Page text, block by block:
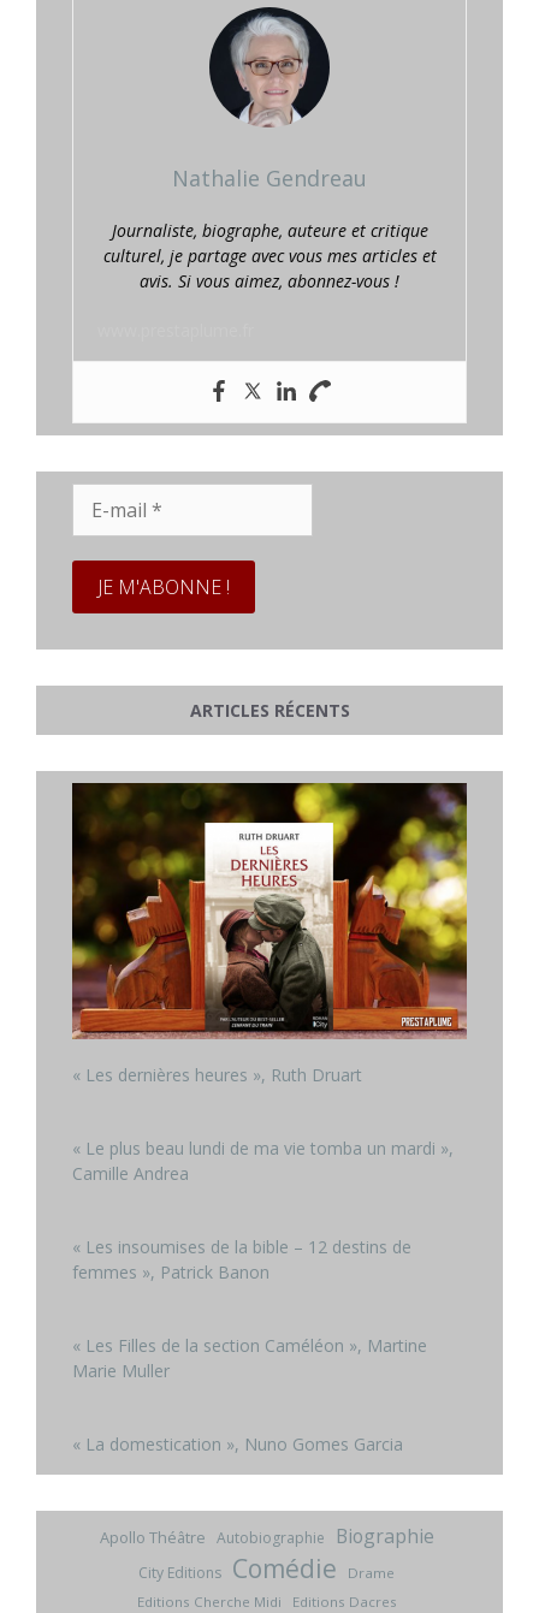
Nathalie Gendreau
Journaliste, biographe, auteure et critique
culturel, je partage avec vous mes articles et
avis. Si vous aimez, abonnez-vous !
mail
ARTICLES RÉCENTS
« Les dernières heures », Ruth Druart
« Le plus beau lundi de ma vie tomba un mardi »,
Camille Andrea
« Les insoumises de la bible – 12 destins de
femmes », Patrick Banon
« Les Filles de la section Caméléon », Martine
Marie Muller
« La domestication », Nuno Gomes Garcia
Apollo Théâtre Autobiographie Biographie
City Editions Comédie
Drame
Editions Cherche Midi
Editions Dacres